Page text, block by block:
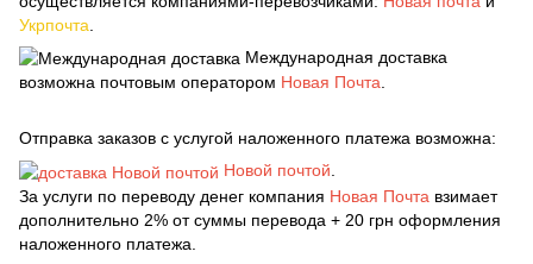
Укрпочта
Международная доставка
возможна почтовым оператором Новая Почта.
Отправка заказов с услугой наложенного платежа возможна:
Новой почтой.
За услуги по переводу денег компания Новая Почта взимает
дополнительно 2% от суммы перевода + 20 грн оформления
наложенного платежа.